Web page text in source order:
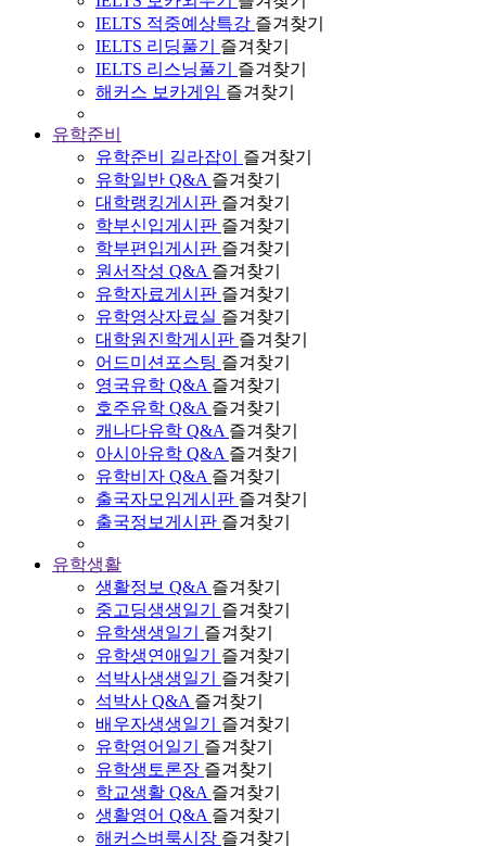
IELTS 적중예상특강 즐겨찾기
IELTS 리딩풀기
즐겨찾기
IELTS 리스닝풀기
즐겨찾기
해커스 보카게임 즐겨찾기
유학준비
유학준비 길라잡이
즐겨찾기
유학일반 Q&A 즐겨찾기
대학랭킹게시판 즐겨찾기
학부신입게시판 즐겨찾기
학부편입게시판 즐겨찾기
원서작성 Q&A 즐겨찾기
유학자료게시판 즐겨찾기
유학영상자료실 즐겨찾기
대학원진학게시판 즐겨찾기
어드미션포스팅 즐겨찾기
영국유학 Q&A 즐겨찾기
호주유학 Q&A 즐겨찾기
캐나다유학 Q&A 즐겨찾기
아시아유학 Q&A 즐겨찾기
유학비자 Q&A 즐겨찾기
출국자모임게시판 즐겨찾기
출국정보게시판 즐겨찾기
유학생활
생활정보 Q&A 즐겨찾기
중고딩생생일기
즐겨찾기
유학생생일기
즐겨찾기
유학생연애일기
즐겨찾기
석박사생생일기
즐겨찾기
석박사 Q&A 즐겨찾기
배우자생생일기
즐겨찾기
유학영어일기
즐겨찾기
유학생토론장 즐겨찾기
학교생활 Q&A 즐겨찾기
생활영어 Q&A 즐겨찾기
해커스벼룩시장 즐겨찾기